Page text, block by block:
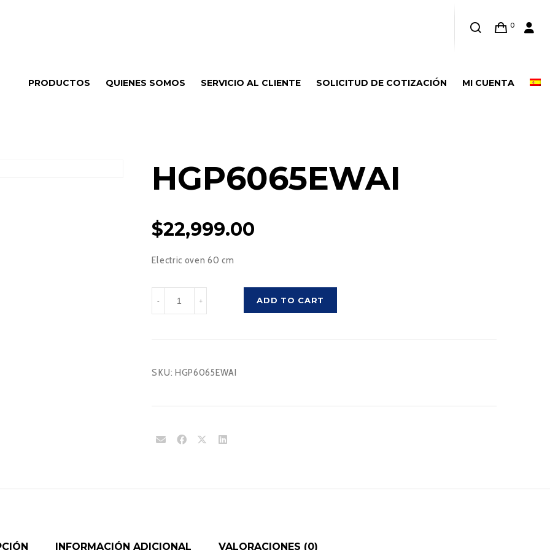
0
PRODUCTOS QUIENES SOMOS SERVICIO AL CLIENTE SOLICITUD DE COTIZACIÓN MI CUENTA
HGP6065EWAI
$22,999.00
Electric oven 60 cm
HGP6065EWAI
cantidad
- + ADD TO CART
SKU: HGP6065EWAI
INFORMACIÓN ADICIONAL VALORACIONES (0)